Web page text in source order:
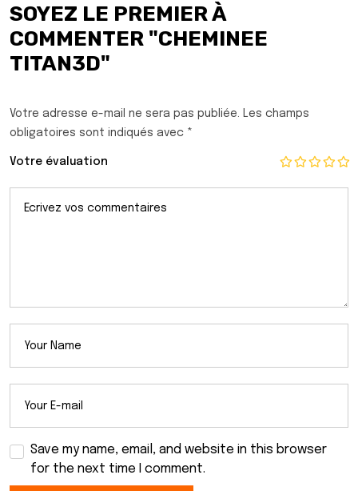
SOYEZ LE PREMIER À
COMMENTER "CHEMINEE
TITAN3D"
Votre adresse e-mail ne sera pas publiée. Les champs
obligatoires sont indiqués avec *
Votre évaluation
Save my name, email, and website in this browser
for the next time I comment.